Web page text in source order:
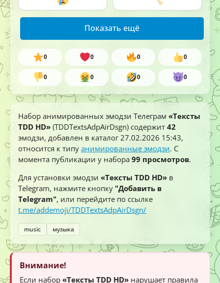
Показать ещё
0 0 0 0
0 0 0 0
Набор анимированных эмодзи Телеграм «Тексты
TDD HD» (TDDTextsAdpAirDsgn) содержит 42
эмодзи, добавлен в каталог 27.02.2026 15:43,
относится к типу анимированные эмодзи. С
момента публикации у набора 99 просмотров.
Для установки эмодзи «Тексты TDD HD» в
Telegram, нажмите кнопку "Добавить в
Telegram", или перейдите по ссылке
t.me/addemoji/TDDTextsAdpAirDsgn/
music музыка
Внимание!
Если набор «Тексты TDD HD» нарушает правила